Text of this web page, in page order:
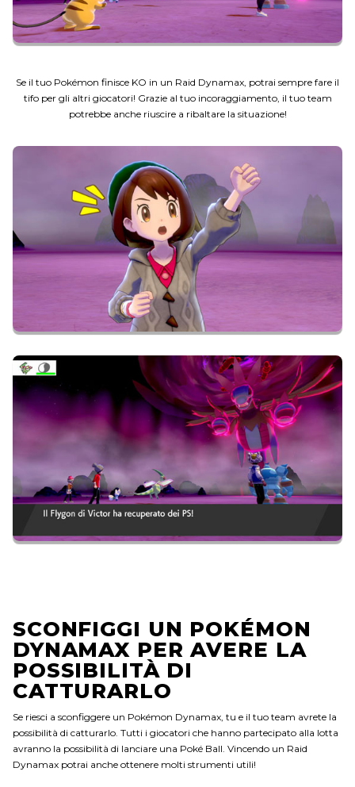
Se il tuo Pokémon finisce KO in un Raid Dynamax, potrai sempre fare il
tifo per gli altri giocatori! Grazie al tuo incoraggiamento, il tuo team
potrebbe anche riuscire a ribaltare la situazione!
SCONFIGGI UN POKÉMON
DYNAMAX PER AVERE LA
POSSIBILITÀ DI
CATTURARLO
Se riesci a sconfiggere un Pokémon Dynamax, tu e il tuo team avrete la
possibilità di catturarlo. Tutti i giocatori che hanno partecipato alla lotta
avranno la possibilità di lanciare una Poké Ball. Vincendo un Raid
Dynamax potrai anche ottenere molti strumenti utili!